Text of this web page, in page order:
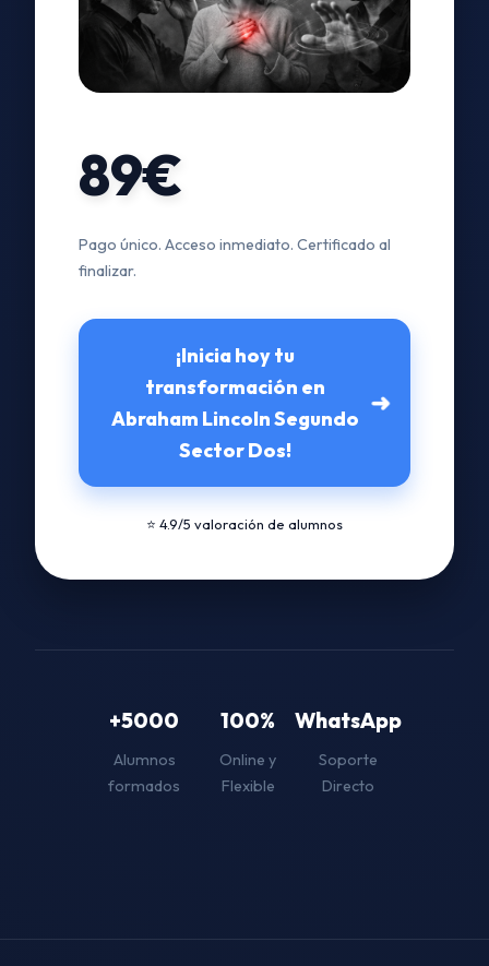
89€
Pago único. Acceso inmediato. Certificado al
finalizar.
¡Inicia hoy tu
transformación en
Abraham Lincoln Segundo
Sector Dos!
➜
⭐ 4.9/5 valoración de alumnos
+5000
Alumnos
formados
100%
Online y
Flexible
WhatsApp
Soporte
Directo